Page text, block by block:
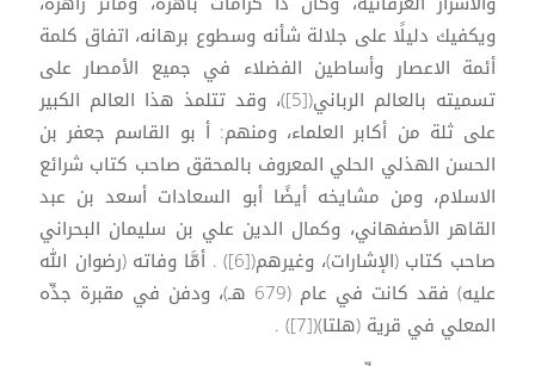
ويكفيك دليلًا على جلالة شأنه وسطوع برهانه، اتفاق كلمة
أئمة الاعصار وأساطين الفضلاء في جميع الأمصار على
تسميته بالعالم الرباني([5])، وقد تتلمذ هذا العالم الكبير
على ثلة من أكابر العلماء، ومنهم: أ بو القاسم جعفر بن
الحسن الهذلي الحلي المعروف بالمحقق صاحب كتاب شرائع
الاسلام، ومن مشايخه أيضًا أبو السعادات أسعد بن عبد
القاهر الأصفهاني، وكمال الدين علي بن سليمان البحراني
صاحب كتاب (الإشارات)، وغيرهم([6]) . أمَّا وفاته (رضوان الله
عليه) فقد كانت في عام (679 هـ)، ودفن في مقبرة جدِّه
المعلي في قرية (هلتا)([7]) .